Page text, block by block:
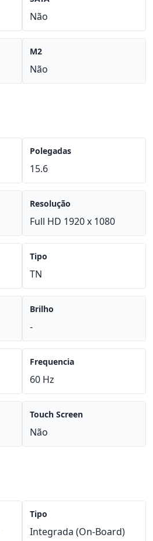
Não
M2
Não
Polegadas
15.6
Resolução
Full HD 1920 x 1080
Tipo
TN
Brilho
-
Frequencia
60 Hz
Touch Screen
Não
Tipo
Integrada (On-Board)